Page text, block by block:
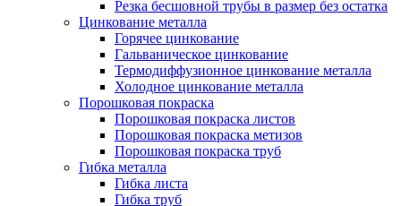
Резка бесшовной трубы в размер без остатка
Цинкование металла
Горячее цинкование
Гальваническое цинкование
Термодиффузионное цинкование металла
Холодное цинкование металла
Порошковая покраска
Порошковая покраска листов
Порошковая покраска метизов
Порошковая покраска труб
Гибка металла
Гибка листа
Гибка труб